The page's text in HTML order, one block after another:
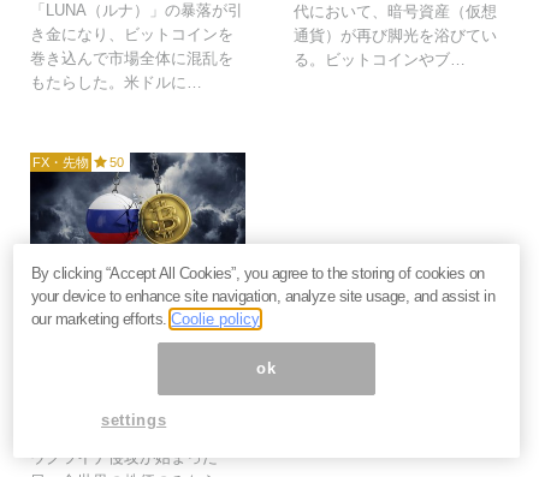
「LUNA（ルナ）」の暴落が引
き金になり、ビットコインを
巻き込んで市場全体に混乱を
もたらした。米ドルに…
代において、暗号資産（仮想
通貨）が再び脚光を浴びてい
る。ビットコインやブ…
FX・先物 50
2022年3月20日
暗号資産を総崩れにする
ロシア「ネット遮断」リ
全資産になりえるか？＝
山本仁実
ウクライナ侵攻が始まった
By clicking “Accept All Cookies”, you agree to the storing of cookies on
your device to enhance site navigation, analyze site usage, and assist in
our marketing efforts.Coolie policy
ok
settings